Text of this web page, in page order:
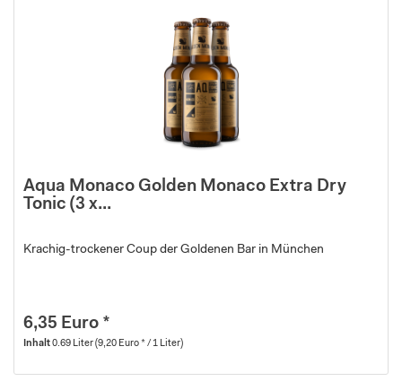
Aqua Monaco Golden Monaco Extra Dry
Tonic (3 x...
Krachig-trockener Coup der Goldenen Bar in München
6,35 Euro *
Inhalt0.69 Liter(9,20 Euro * / 1 Liter)